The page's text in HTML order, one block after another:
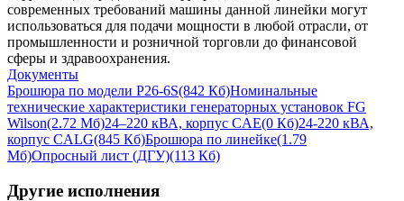
современных требований машины данной линейки могут
использоваться для подачи мощности в любой отрасли, от
промышленности и розничной торговли до финансовой
сферы и здравоохранения.
Документы
Брошюра по модели P26-6S(842 Кб)Номинальные
технические характеристики генераторных установок FG
Wilson(2.72 Мб)24–220 кВА, корпус CAE(0 Кб)24-220 кВА,
корпус CALG(845 Кб)Брошюра по линейке(1.79
Мб)Опросный лист (ДГУ)(113 Кб)
Другие исполнения